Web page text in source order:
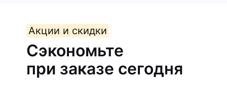
Акции и скидки
Сэкономьте
при заказе сегодня